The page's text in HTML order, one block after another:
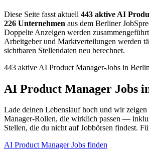
Diese Seite fasst aktuell 443 aktive AI
226 Unternehmen aus dem Berliner
Doppelte Anzeigen werden
Arbeitgeber und Marktverteilungen werden
sichtbaren Stellendaten neu berechnet.
443 aktive AI Product Manager-Jobs in Berlin
AI Product Manager Jobs
Lade deinen Lebenslauf hoch und wir
Manager-Rollen, die wirklich passen —
Stellen, die du nicht auf Jobbörsen findest.
AI Product Manager Jobs finden